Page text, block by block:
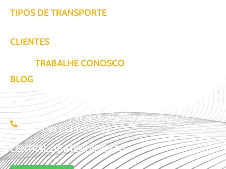
TIPOS DE TRANSPORTE
CLIENTES
TRABALHE CONOSCO
BLOG
TELEVENDAS / COTAÇÃO
11 3509-9987 | 47 3514-2930 | 47 3512-0530 | 27
3441-0780 | 54 3771-2422
CENTRAL DE ATENDIMENTO